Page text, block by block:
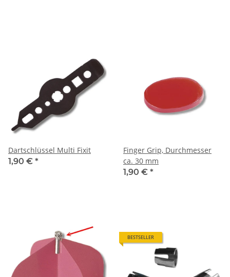
Dartschlüssel Multi Fixit
1,90 € *
Finger Grip, Durchmesser
ca. 30 mm
1,90 € *
BESTSELLER